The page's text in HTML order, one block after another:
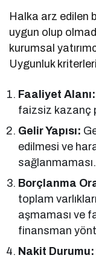
Halka arz edilen
uygun olup
kurumsal
Uygunluk
Faaliyet Alanı:
faizsiz kazanç
Gelir Yapısı:
edilmesi ve
sağlanmaması.
Borçlanma
toplam
aşmaması ve
finansman
Nakit Durumu: